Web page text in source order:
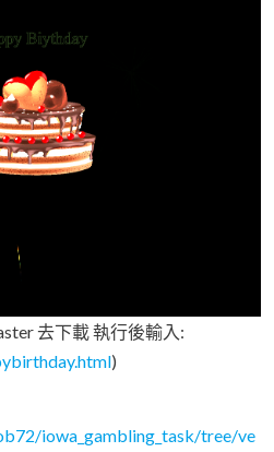
去下載 執行後輸入:
)
iowa_gambling_task/tree/ve